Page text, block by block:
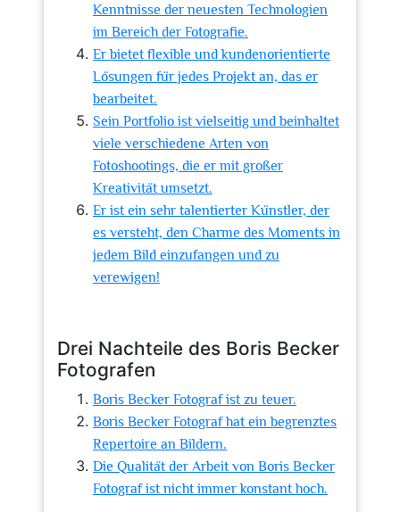
Kenntnisse der neuesten Technologien
im Bereich der Fotografie.
Er bietet flexible und kundenorientierte
Lösungen für jedes Projekt an, das er
bearbeitet.
Sein Portfolio ist vielseitig und beinhaltet
viele verschiedene Arten von
Fotoshootings, die er mit großer
Kreativität umsetzt.
Er ist ein sehr talentierter Künstler, der
es versteht, den Charme des Moments in
jedem Bild einzufangen und zu
verewigen!
Drei Nachteile des Boris Becker
Fotografen
Boris Becker Fotograf ist zu teuer.
Boris Becker Fotograf hat ein begrenztes
Repertoire an Bildern.
Die Qualität der Arbeit von Boris Becker
Fotograf ist nicht immer konstant hoch.